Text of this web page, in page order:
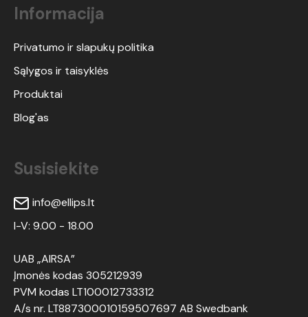
Informacija
Privatumo ir slapukų politika
Sąlygos ir taisyklės
Produktai
Blog'as
Susisiekite
info@ellips.lt
I-V: 9.00 - 18.00
UAB „AIRSA”
Įmonės kodas 305212939
PVM kodas LT100012733312
A/s nr. LT887300010159507697 AB Swedbank